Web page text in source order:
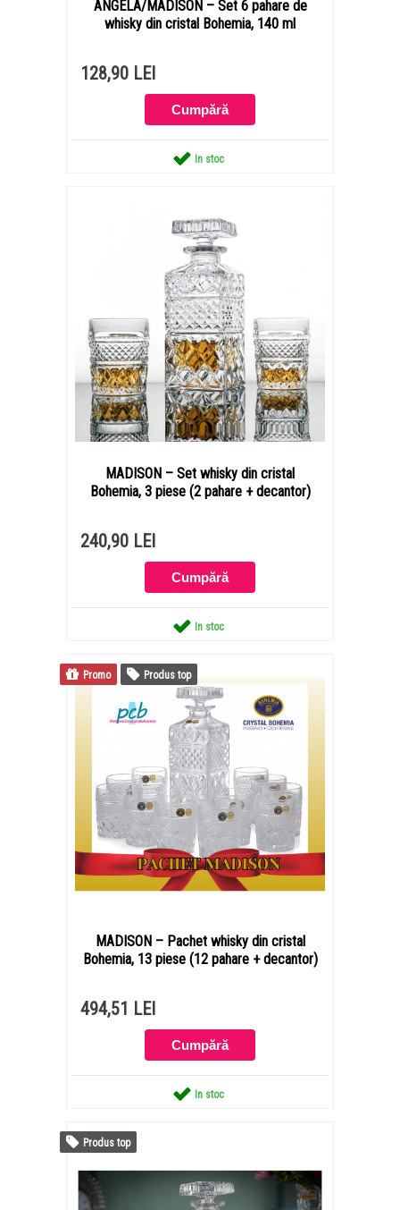
ANGELA/MADISON – Set 6 pahare de
whisky din cristal Bohemia, 140 ml
128,90 LEI
In stoc
MADISON – Set whisky din cristal
Bohemia, 3 piese (2 pahare + decantor)
240,90 LEI
In stoc
MADISON – Pachet whisky din cristal
Bohemia, 13 piese (12 pahare + decantor)
494,51 LEI
In stoc
Promo Produs top
Produs top